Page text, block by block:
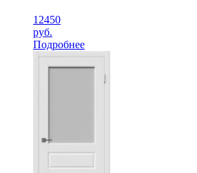
12450
руб.
Подробнее